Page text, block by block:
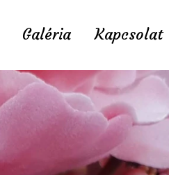
Galéria Kapcsolat